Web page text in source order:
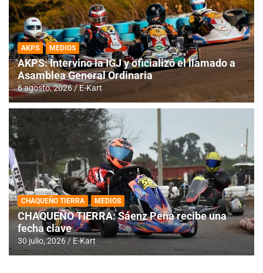
AKPS MEDIOS
AKPS: Intervino la IGJ y oficializó el llamado a
Asamblea General Ordinaria
6 agosto, 2026 E-Kart
CHAQUEÑO TIERRA MEDIOS
CHAQUEÑO TIERRA: Sáenz Peña recibe una
fecha clave
30 julio, 2026 E-Kart